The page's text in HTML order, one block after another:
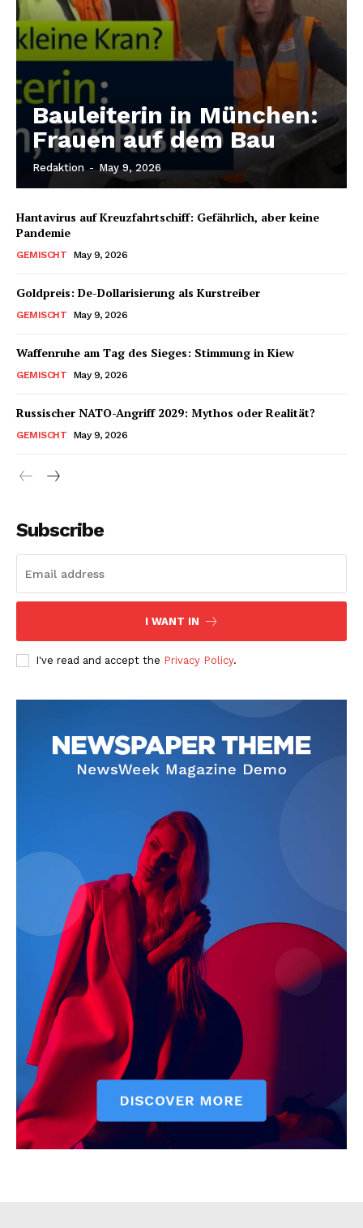
Bauleiterin in München:
Frauen auf dem Bau
Redaktion - May 9, 2026
Hantavirus auf Kreuzfahrtschiff: Gefährlich, aber keine
Pandemie
GEMISCHT May 9, 2026
Goldpreis: De-Dollarisierung als Kurstreiber
GEMISCHT May 9, 2026
Waffenruhe am Tag des Sieges: Stimmung in Kiew
GEMISCHT May 9, 2026
Russischer NATO-Angriff 2029: Mythos oder Realität?
GEMISCHT May 9, 2026
Subscribe
I WANT IN
I've read and accept the Privacy Policy.